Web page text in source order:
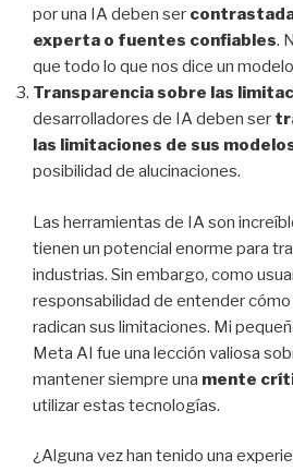
por una IA deben ser
experta o fuentes confiables.
que todo lo que nos dice un
Transparencia sobre las
desarrolladores de IA deben ser
las limitaciones de sus
posibilidad de alucinaciones.
Las herramientas de IA son
tienen un potencial enorme para
industrias. Sin embargo, como
responsabilidad de entender
radican sus limitaciones. Mi
Meta AI fue una lección valiosa
mantener siempre una mente
utilizar estas tecnologías.
¿Alguna vez han tenido una